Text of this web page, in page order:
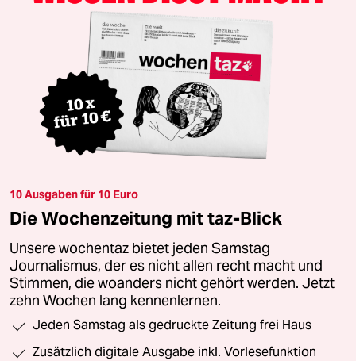
10 Ausgaben für 10 Euro
Die Wochenzeitung mit taz-Blick
Unsere wochentaz bietet jeden Samstag
Journalismus, der es nicht allen recht macht und
Stimmen, die woanders nicht gehört werden. Jetzt
zehn Wochen lang kennenlernen.
Jeden Samstag als gedruckte Zeitung frei Haus
Zusätzlich digitale Ausgabe inkl. Vorlesefunktion